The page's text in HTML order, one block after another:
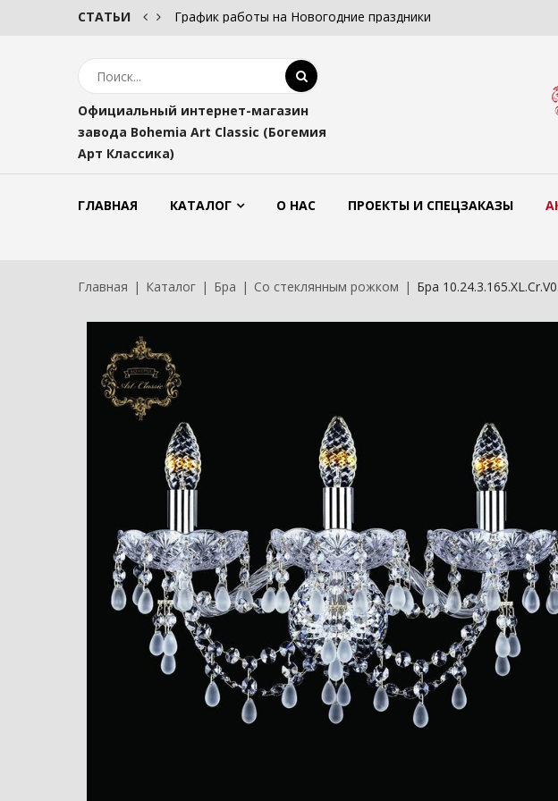
СТАТЬИ График работы на Новогодние праздники
Официальный интернет-магазин
завода Bohemia Art Classic (Богемия
Арт Классика)
ГЛАВНАЯ КАТАЛОГ О НАС ПРОЕКТЫ И СПЕЦЗАКАЗЫ
Главная Каталог Бра Со стеклянным рожком Бра